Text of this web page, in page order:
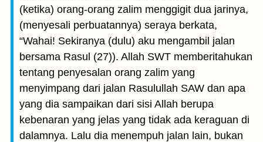
(ketika) orang-orang zalim menggigit dua jarinya,
(menyesali perbuatannya) seraya berkata,
“Wahai! Sekiranya (dulu) aku mengambil jalan
bersama Rasul (27)). Allah SWT memberitahukan
tentang penyesalan orang zalim yang
menyimpang dari jalan Rasulullah SAW dan apa
yang dia sampaikan dari sisi Allah berupa
kebenaran yang jelas yang tidak ada keraguan di
dalamnya. Lalu dia menempuh jalan lain, bukan